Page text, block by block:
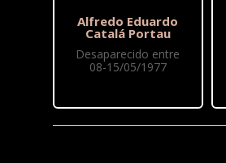
Alfredo Eduardo
Catalá Portau
Desaparecido entre
08-15/05/1977